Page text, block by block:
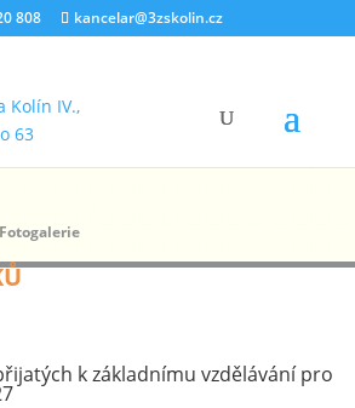
808 kancelar@3zskolin.cz
k základnímu vzdělávání pro